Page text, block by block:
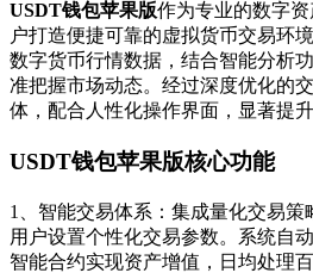
USDT钱包苹果版作为专业的数字
户打造便捷可靠的虚拟货币交易环
数字货币行情数据，结合智能分析
准把握市场动态。经过深度优化的
体，配合人性化操作界面，显著提
USDT钱包苹果版核心功能
1、智能交易体系：集成量化交易
用户设置个性化交易参数。系统自
智能合约实现资产增值，日均处理